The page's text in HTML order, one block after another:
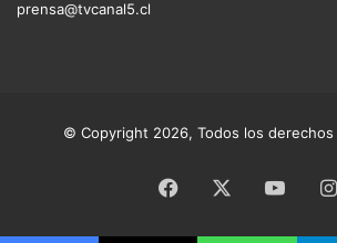
prensa@tvcanal5.cl
© Copyright 2026, Todos los
Facebook